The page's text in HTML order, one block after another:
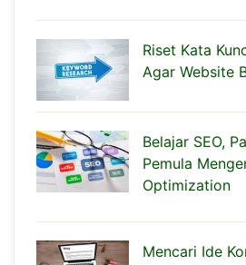
Riset Kata
Agar Website
Belajar SEO,
Pemula
Optimization
Mencari Ide